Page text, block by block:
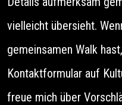
vielleicht übersieht.
gemeinsamen Walk
Kontaktformular auf
freue mich über